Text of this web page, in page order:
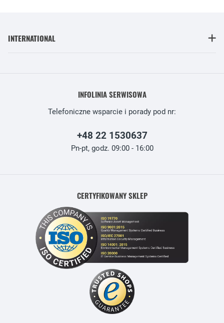
INTERNATIONAL
INFOLINIA SERWISOWA
Telefoniczne wsparcie i porady pod nr:
+48 22 1530637
Pn-pt, godz. 09:00 - 16:00
CERTYFIKOWANY SKLEP